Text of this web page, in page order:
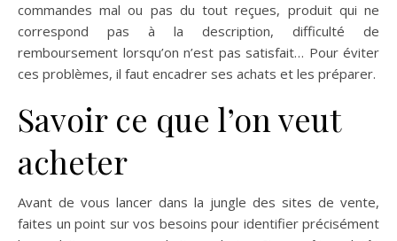
commandes mal ou pas du tout reçues, produit qui ne
correspond pas à la description, difficulté de
remboursement lorsqu’on n’est pas satisfait… Pour éviter
ces problèmes, il faut encadrer ses achats et les préparer.
Savoir ce que l’on veut
acheter
Avant de vous lancer dans la jungle des sites de vente,
faites un point sur vos besoins pour identifier précisément